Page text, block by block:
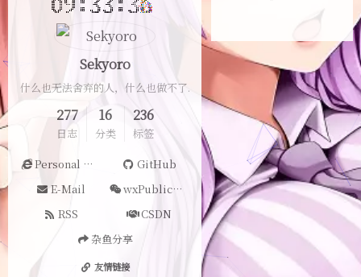
Sekyoro
什么也无法舍弃的人，什么也做不了.
277
日志
16
分类
236
标签
Personal Website
GitHub
E-Mail
wxPublicAccount
RSS
CSDN
杂鱼分享
友情链接